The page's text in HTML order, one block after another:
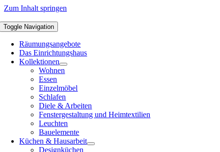
Zum Inhalt springen
Toggle Navigation
Räumungsangebote
Das Einrichtungshaus
Kollektionen
Wohnen
Essen
Einzelmöbel
Schlafen
Diele & Arbeiten
Fenstergestaltung und Heimtextilien
Leuchten
Bauelemente
Küchen & Hausarbeit
Designküchen